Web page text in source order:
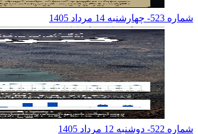
شماره 523- چهارشنبه 14 مرداد 1405
شماره 522- دوشنبه 12 مرداد 1405